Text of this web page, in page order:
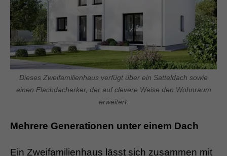
Dieses Zweifamilienhaus verfügt über ein Satteldach sowie
einen Flachdacherker, der auf clevere Weise den Wohnraum
erweitert.
Mehrere Generationen unter einem Dach
Ein Zweifamilienhaus lässt sich zusammen mit